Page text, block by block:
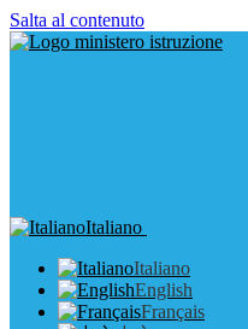
Salta al contenuto
Italiano
Italiano
English
Français